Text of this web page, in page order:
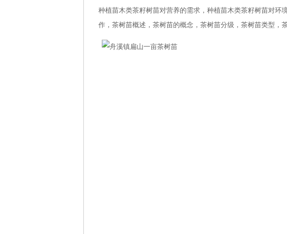
种植苗木类茶籽树苗对营养的需求，种植苗木类茶籽树苗对环
作，茶树苗概述，茶树苗的概念，茶树苗分级，茶树苗类型，